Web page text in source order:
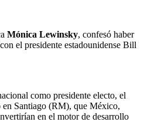
Mónica Lewinsky, confesó haber
el presidente estadounidense Bill
como presidente electo, el
en Santiago (RM), que México,
en el motor de desarrollo